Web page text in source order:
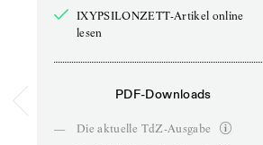
IXYPSILONZETT-Artikel online
lesen
PDF-Downloads
—
Die aktuelle TdZ-Ausgabe